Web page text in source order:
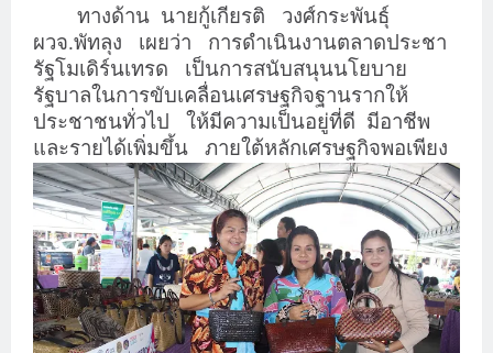
ทางด้าน นายกู้เกียรติ
วงศ์กระพันธุ์
ผวจ.พัทลุง
เผยว่า
การดำเนินงานตลาดประชา
รัฐโมเดิร์นเทรด
เป็นการสนับสนุนนโยบาย
รัฐบาลในการขับเคลื่อนเศรษฐกิจฐานรากให้
ประชาชนทั่วไป
ให้มีความเป็นอยู่ที่ดี มีอาชีพ
และรายได้เพิ่มขึ้น
ภายใต้หลักเศรษฐกิจพอเพียง